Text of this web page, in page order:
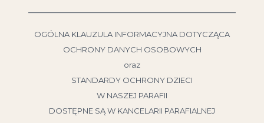
OGÓLNA KLAUZULA INFORMACYJNA DOTYCZĄCA
OCHRONY DANYCH OSOBOWYCH
oraz
STANDARDY OCHRONY DZIECI
W NASZEJ PARAFII
DOSTĘPNE SĄ W KANCELARII PARAFIALNEJ